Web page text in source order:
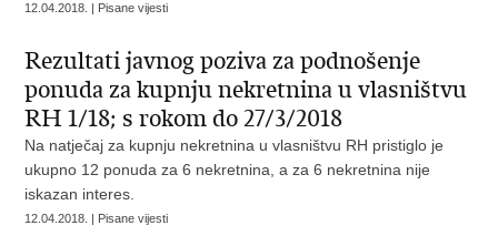
12.04.2018. | Pisane vijesti
Rezultati javnog poziva za podnošenje
ponuda za kupnju nekretnina u vlasništvu
RH 1/18; s rokom do 27/3/2018
Na natječaj za kupnju nekretnina u vlasništvu RH pristiglo je
ukupno 12 ponuda za 6 nekretnina, a za 6 nekretnina nije
iskazan interes.
12.04.2018. | Pisane vijesti